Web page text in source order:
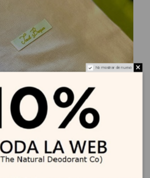
No mostrar de nuevo